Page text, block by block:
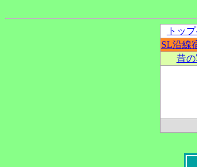
トッ
SL沿線
昔